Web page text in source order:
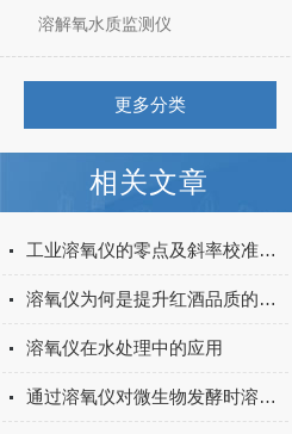
溶解氧水质监测仪
更多分类
相关文章
工业溶氧仪的零点及斜率校准方法说明
溶氧仪为何是提升红酒品质的有力工具？
溶氧仪在水处理中的应用
通过溶氧仪对微生物发酵时溶氧量的控制